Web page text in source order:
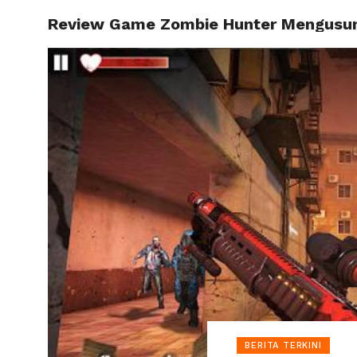
HOME
Review Game Zombie Hunter
BERITA TERKINI